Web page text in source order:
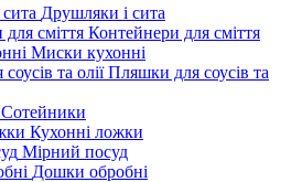
Друшляки і сита
Контейнери для сміття
Миски кухонні
Пляшки для соусів та
Сотейники
Кухонні ложки
Мірний посуд
Дошки обробні